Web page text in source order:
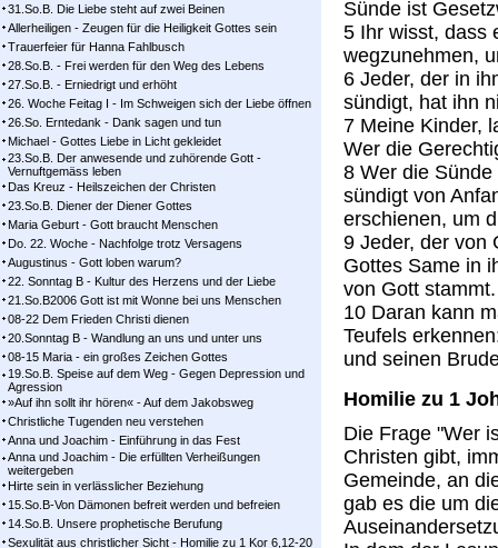
31.So.B. Die Liebe steht auf zwei Beinen
Allerheiligen - Zeugen für die Heiligkeit Gottes sein
Trauerfeier für Hanna Fahlbusch
28.So.B. - Frei werden für den Weg des Lebens
27.So.B. - Erniedrigt und erhöht
26. Woche Feitag I - Im Schweigen sich der Liebe öffnen
26.So. Erntedank - Dank sagen und tun
Michael - Gottes Liebe in Licht gekleidet
23.So.B. Der anwesende und zuhörende Gott -
Vernuftgemäss leben
Das Kreuz - Heilszeichen der Christen
23.So.B. Diener der Diener Gottes
Maria Geburt - Gott braucht Menschen
Do. 22. Woche - Nachfolge trotz Versagens
Augustinus - Gott loben warum?
22. Sonntag B - Kultur des Herzens und der Liebe
21.So.B2006 Gott ist mit Wonne bei uns Menschen
08-22 Dem Frieden Christi dienen
20.Sonntag B - Wandlung an uns und unter uns
08-15 Maria - ein großes Zeichen Gottes
19.So.B. Speise auf dem Weg - Gegen Depression und
Agression
»Auf ihn sollt ihr hören« - Auf dem Jakobsweg
Christliche Tugenden neu verstehen
Anna und Joachim - Einführung in das Fest
Anna und Joachim - Die erfüllten Verheißungen
weitergeben
Hirte sein in verlässlicher Beziehung
15.So.B-Von Dämonen befreit werden und befreien
14.So.B. Unsere prophetische Berufung
Sexulität aus christlicher Sicht - Homilie zu 1 Kor 6,12-20
Sünde ist
5 Ihr wisst, dass
wegzunehmen,
6 Jeder, der in
sündigt, hat ihn
7 Meine Kinder,
Wer die
8 Wer die
sündigt von
erschienen, um
9 Jeder, der von
Gottes Same in
von Gott stammt.
10 Daran kann
Teufels
und seinen
Homilie zu 1
Die Frage "Wer
Christen gibt,
Gemeinde, an
gab es die um